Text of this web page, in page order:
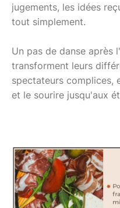
jugements, les idées
tout simplement.
Un pas de danse après
transforment leurs
spectateurs complices,
et le sourire jusqu'aux